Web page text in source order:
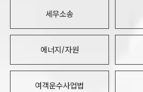
세무소송
에너지/자원
여객운수사업법